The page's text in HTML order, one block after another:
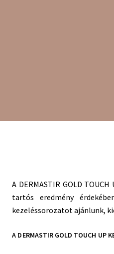
A DERMASTIR GOLD
tartós eredmény
kezeléssorozatot ajánlunk,
A DERMASTIR GOLD TOUCH UP